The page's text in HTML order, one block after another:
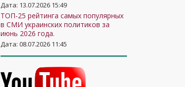
Дата: 13.07.2026 15:49
ТОП-25 рейтинга самых популярных
в СМИ украинских политиков за
июнь 2026 года.
Дата: 08.07.2026 11:45